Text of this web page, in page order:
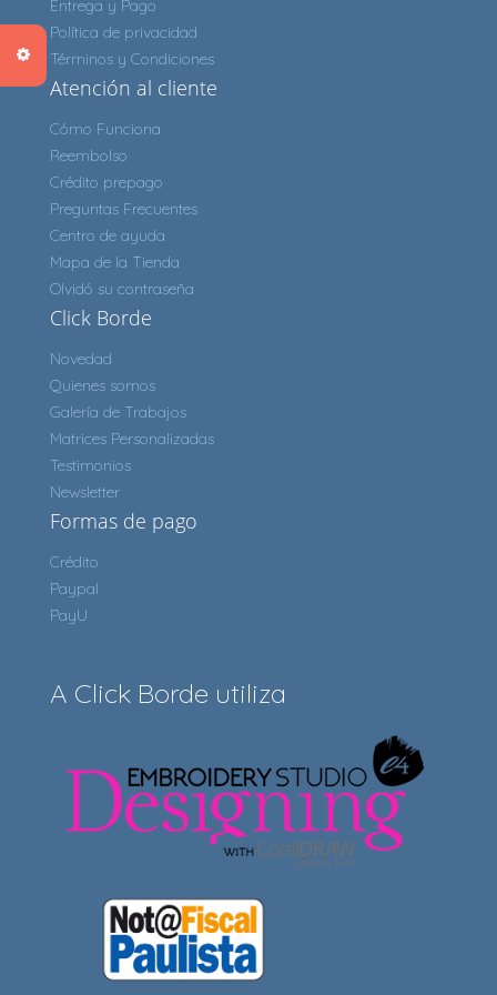
Entrega y Pago
Política de privacidad
Términos y Condiciones
Atención al cliente
Cómo Funciona
Reembolso
Crédito prepago
Preguntas Frecuentes
Centro de ayuda
Mapa de la Tienda
Olvidó su contraseña
Click Borde
Novedad
Quienes somos
Galería de Trabajos
Matrices Personalizadas
Testimonios
Newsletter
Formas de pago
Crédito
Paypal
PayU
A Click Borde utiliza